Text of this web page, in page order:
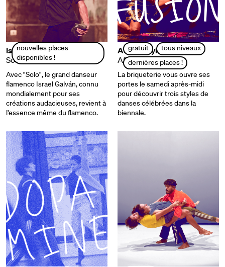
nouvelles places
disponibles !
Israel Galván
Solo
Avec "Solo", le grand danseur
flamenco Israel Galván, connu
mondialement pour ses
créations audacieuses, revient à
l’essence même du flamenco.
gratuit
tous niveaux
dernières places !
Atelier stylé !
Afro-fusion
La briqueterie vous ouvre ses
portes le samedi après-midi
pour découvrir trois styles de
danses célébrées dans la
biennale.